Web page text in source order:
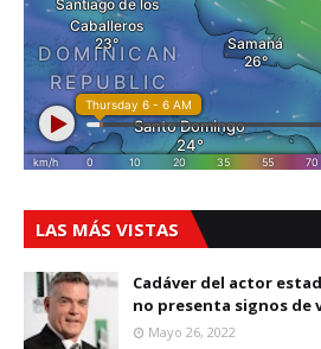
LAS MÁS VISTAS
Cadáver del actor
no presenta signos de
Mayo 26, 2022